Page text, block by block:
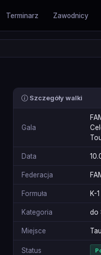
Terminarz Zawodnicy
Szczegóły walki
Gala
Data
Federacja
Formuła K-1
Kategoria do
Miejsce
Status